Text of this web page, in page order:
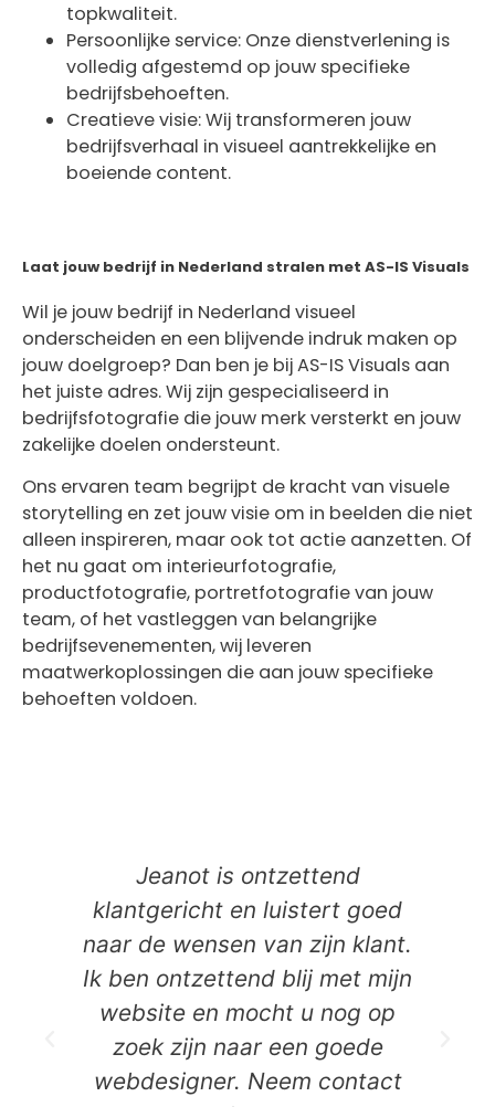
topkwaliteit.
Persoonlijke service: Onze dienstverlening is
volledig afgestemd op jouw specifieke
bedrijfsbehoeften.
Creatieve visie: Wij transformeren jouw
bedrijfsverhaal in visueel aantrekkelijke en
boeiende content.
Laat jouw bedrijf in Nederland stralen met AS-IS Visuals
Wil je jouw bedrijf in Nederland visueel
onderscheiden en een blijvende indruk maken op
jouw doelgroep? Dan ben je bij AS-IS Visuals aan
het juiste adres. Wij zijn gespecialiseerd in
bedrijfsfotografie die jouw merk versterkt en jouw
zakelijke doelen ondersteunt.
Ons ervaren team begrijpt de kracht van visuele
storytelling en zet jouw visie om in beelden die niet
alleen inspireren, maar ook tot actie aanzetten. Of
het nu gaat om interieurfotografie,
productfotografie, portretfotografie van jouw
team, of het vastleggen van belangrijke
bedrijfsevenementen, wij leveren
maatwerkoplossingen die aan jouw specifieke
behoeften voldoen.
Jeanot is ontzettend
klantgericht en luistert goed
naar de wensen van zijn klant.
Ik ben ontzettend blij met mijn
website en mocht u nog op
zoek zijn naar een goede
webdesigner. Neem contact